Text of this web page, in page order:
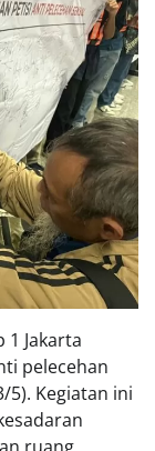
1 Jakarta
pelecehan
5). Kegiatan ini
ruang